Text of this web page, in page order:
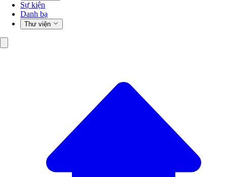
Sự kiện
Danh bạ
Thư viện